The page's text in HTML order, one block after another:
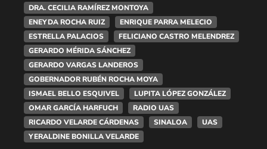
DRA. CECILIA RAMÍREZ MONTOYA
ENEYDA ROCHA RUIZ
ENRIQUE PARRA MELECIO
ESTRELLA PALACIOS
FELICIANO CASTRO MELENDREZ
GERARDO MÉRIDA SÁNCHEZ
GERARDO VARGAS LANDEROS
GOBERNADOR RUBÉN ROCHA MOYA
ISMAEL BELLO ESQUIVEL
LUPITA LÓPEZ GONZÁLEZ
OMAR GARCÍA HARFUCH
RADIO UAS
RICARDO VELARDE CÁRDENAS
SINALOA
UAS
YERALDINE BONILLA VELARDE